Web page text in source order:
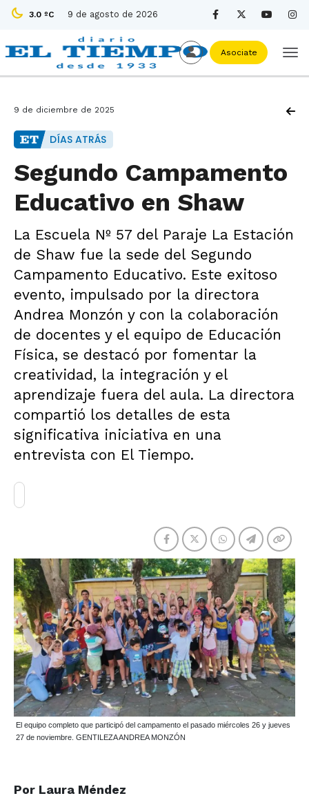
3.0 ºC 9 de agosto de 2026
Asociate
9 de diciembre de 2025
DÍAS ATRÁS
Segundo Campamento
Educativo en Shaw
La Escuela Nº 57 del Paraje La Estación
de Shaw fue la sede del Segundo
Campamento Educativo. Este exitoso
evento, impulsado por la directora
Andrea Monzón y con la colaboración
de docentes y el equipo de Educación
Física, se destacó por fomentar la
creatividad, la integración y el
aprendizaje fuera del aula. La directora
compartió los detalles de esta
significativa iniciativa en una
entrevista con El Tiempo.
El equipo completo que participó del campamento el pasado miércoles 26 y jueves
27 de noviembre. GENTILEZA ANDREA MONZÓN
Por Laura Méndez